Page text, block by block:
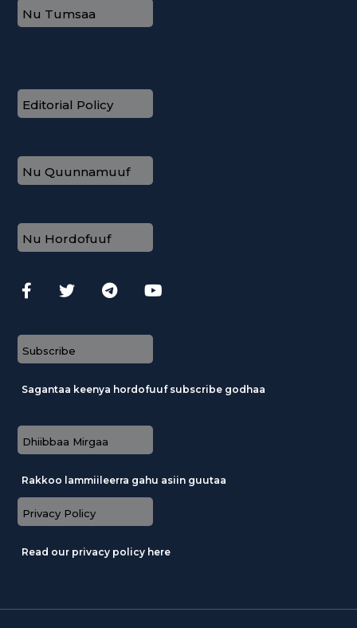
Nu Tumsaa
Editorial Policy
Nu Quunnamuuf
Nu Hordofuuf
Subscribe
Sagantaa keenya hordofuuf subscribe godhaa
Dhiibbaa Mirgaa
Rakkoo lammiileerra gahu asiin guutaa
Privacy Policy
Read our privacy policy here